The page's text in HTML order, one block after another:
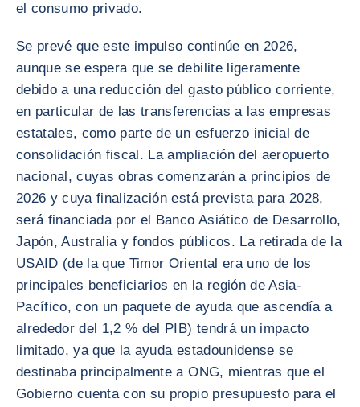
el consumo privado.
Se prevé que este impulso continúe en 2026,
aunque se espera que se debilite ligeramente
debido a una reducción del gasto público corriente,
en particular de las transferencias a las empresas
estatales, como parte de un esfuerzo inicial de
consolidación fiscal. La ampliación del aeropuerto
nacional, cuyas obras comenzarán a principios de
2026 y cuya finalización está prevista para 2028,
será financiada por el Banco Asiático de Desarrollo,
Japón, Australia y fondos públicos. La retirada de la
USAID (de la que Timor Oriental era uno de los
principales beneficiarios en la región de Asia-
Pacífico, con un paquete de ayuda que ascendía a
alrededor del 1,2 % del PIB) tendrá un impacto
limitado, ya que la ayuda estadounidense se
destinaba principalmente a ONG, mientras que el
Gobierno cuenta con su propio presupuesto para el